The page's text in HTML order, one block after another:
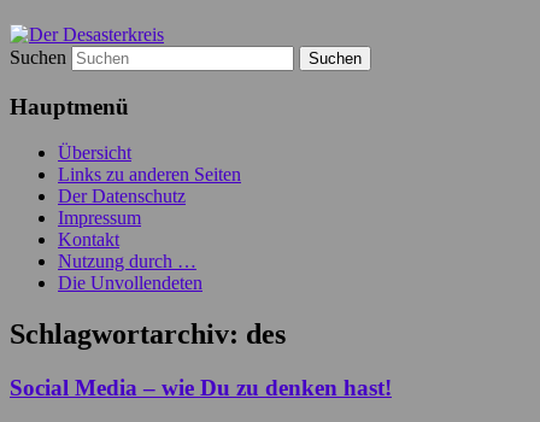
Suchen
Hauptmenü
Übersicht
Links zu anderen Seiten
Der Datenschutz
Impressum
Kontakt
Nutzung durch …
Die Unvollendeten
Schlagwortarchiv: des
Social Media – wie Du zu denken hast!